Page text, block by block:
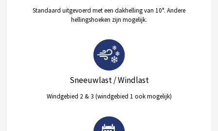
Standaard uitgevoerd met een dakhelling van 10°. Andere
hellingshoeken zijn mogelijk.
Sneeuwlast / Windlast
Windgebied 2 & 3 (windgebied 1 ook mogelijk)